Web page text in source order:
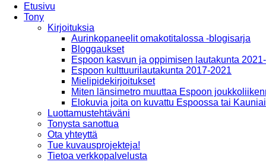
Etusivu
Tony
Kirjoituksia
Aurinkopaneelit omakotitalossa -blogisarja
Bloggaukset
Espoon kasvun ja oppimisen lautakunta
Espoon kulttuurilautakunta 2017-2021
Mielipidekirjoitukset
Miten länsimetro muuttaa Espoon
Elokuvia joita on kuvattu Espoossa tai
Luottamustehtäväni
Tonysta sanottua
Ota yhteyttä
Tue kuvausprojekteja!
Tietoa verkkopalvelusta